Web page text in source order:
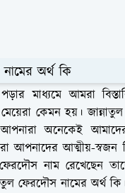
অর্থ কি
মাধ্যমে আমরা
মেয়েরা কেমন হয়।
অনেকেই
আপনাদের আত্মীয়-স্বজন
নাম রেখেছেন
ফেরদৌস নামের অর্থ